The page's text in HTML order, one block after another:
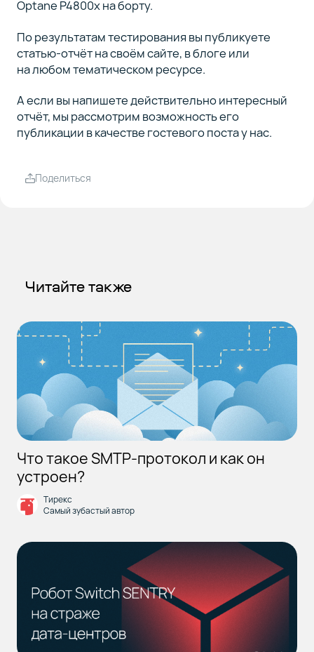
Optane P4800x на борту.
По результатам тестирования вы публикуете
статью-отчёт на своём сайте, в блоге или
на любом тематическом ресурсе.
А если вы напишете действительно интересный
отчёт, мы рассмотрим возможность его
публикации в качестве гостевого поста у нас.
Поделиться
Читайте также
Что такое SMTP-протокол и как он
устроен?
Тирекс
Самый зубастый автор